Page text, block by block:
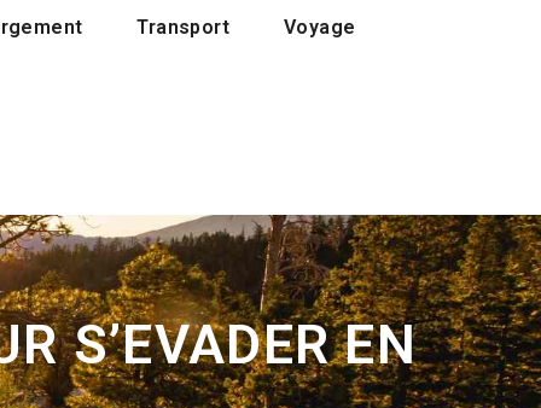
Transport Voyage
S’EVADER EN